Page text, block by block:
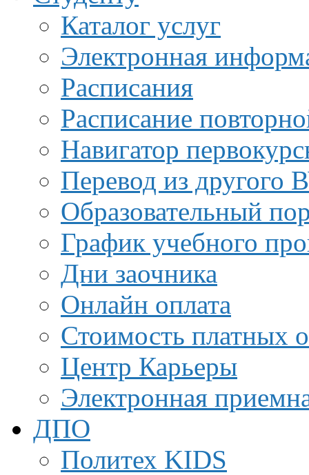
Каталог услуг
Электронная
Расписания
Расписание
Навигатор
Перевод из другого
Образовательный
График учебного
Дни заочника
Онлайн оплата
Стоимость платных
Центр Карьеры
Электронная
ДПО
Политех KIDS